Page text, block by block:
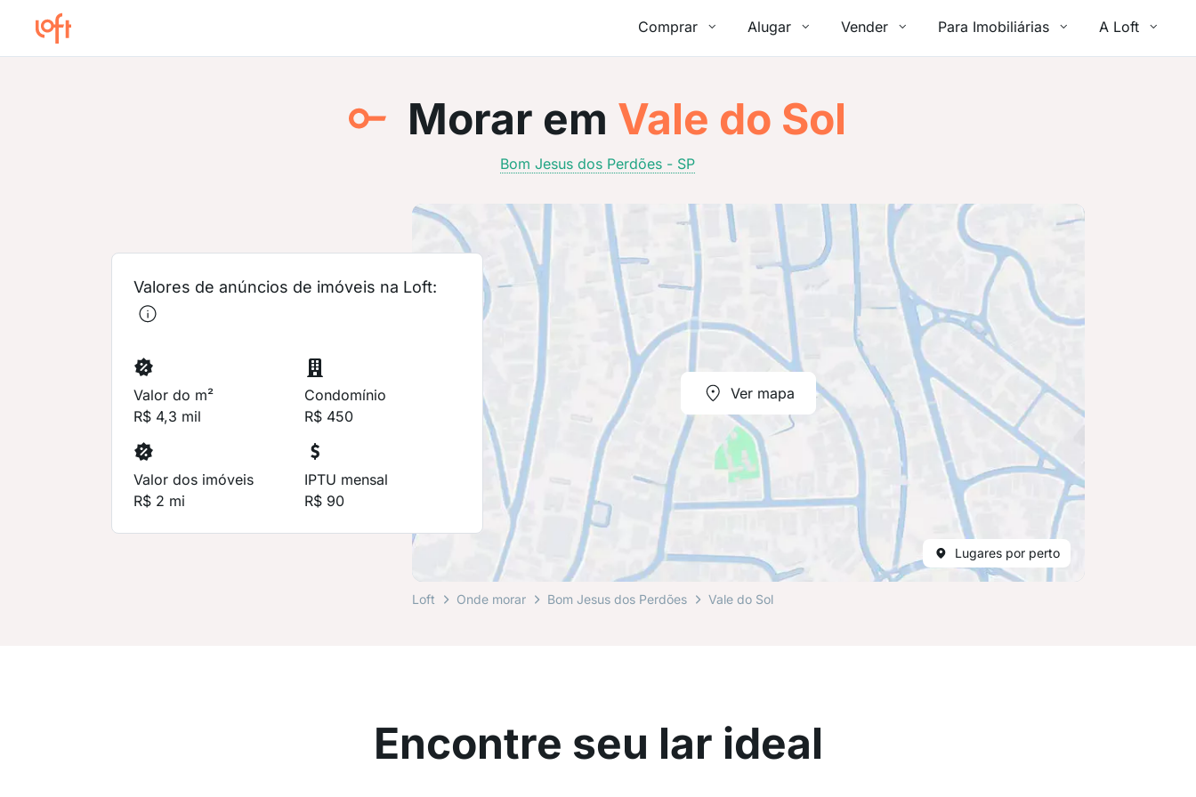
Comprar Alugar Vender Para Imobiliárias A Loft
Morar em Vale do Sol
Bom Jesus dos Perdões - SP
Ver mapa
Lugares por perto
Loft Onde morar Bom Jesus dos Perdões Vale do Sol
Valores de anúncios de imóveis na Loft:
Valor do m²
R$ 4,3 mil
Condomínio
R$ 450
Valor dos imóveis
R$ 2 mi
IPTU mensal
R$ 90
Encontre seu lar ideal